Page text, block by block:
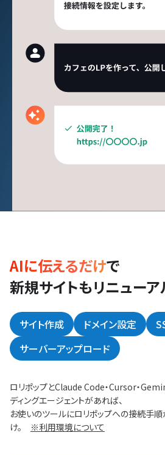
AIに伝えるだけで
新規サイトもリニューア
サイト作成 ドメイン設定
サーバーアップロード
ロリポップとClaude Code・Cursor・
ディングエージェントがあれば、
お使いのツールにロリポップへの接続手
け。 ※利用環境について